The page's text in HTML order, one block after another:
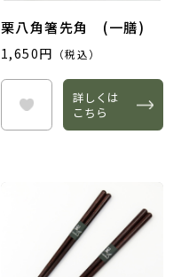
栗八角箸先角 (一膳)
1,650円 （税込）
詳しくは
こちら